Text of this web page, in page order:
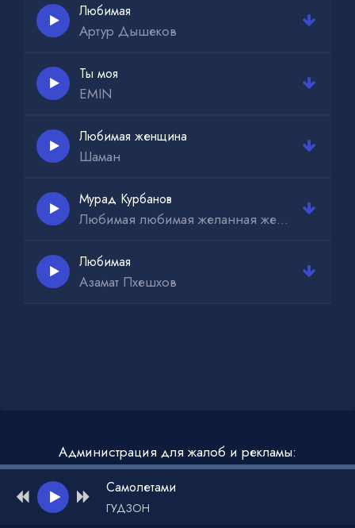
Любимая
Артур Дышеков
Ты моя
EMIN
Любимая женщина
Шаман
Мурад Курбанов
Любимая любимая желанная желанная песня
Любимая
Азамат Пхешхов
Администрация для жалоб и рекламы:
admin@muzdark.net
Самолетами
ГУДЗОН